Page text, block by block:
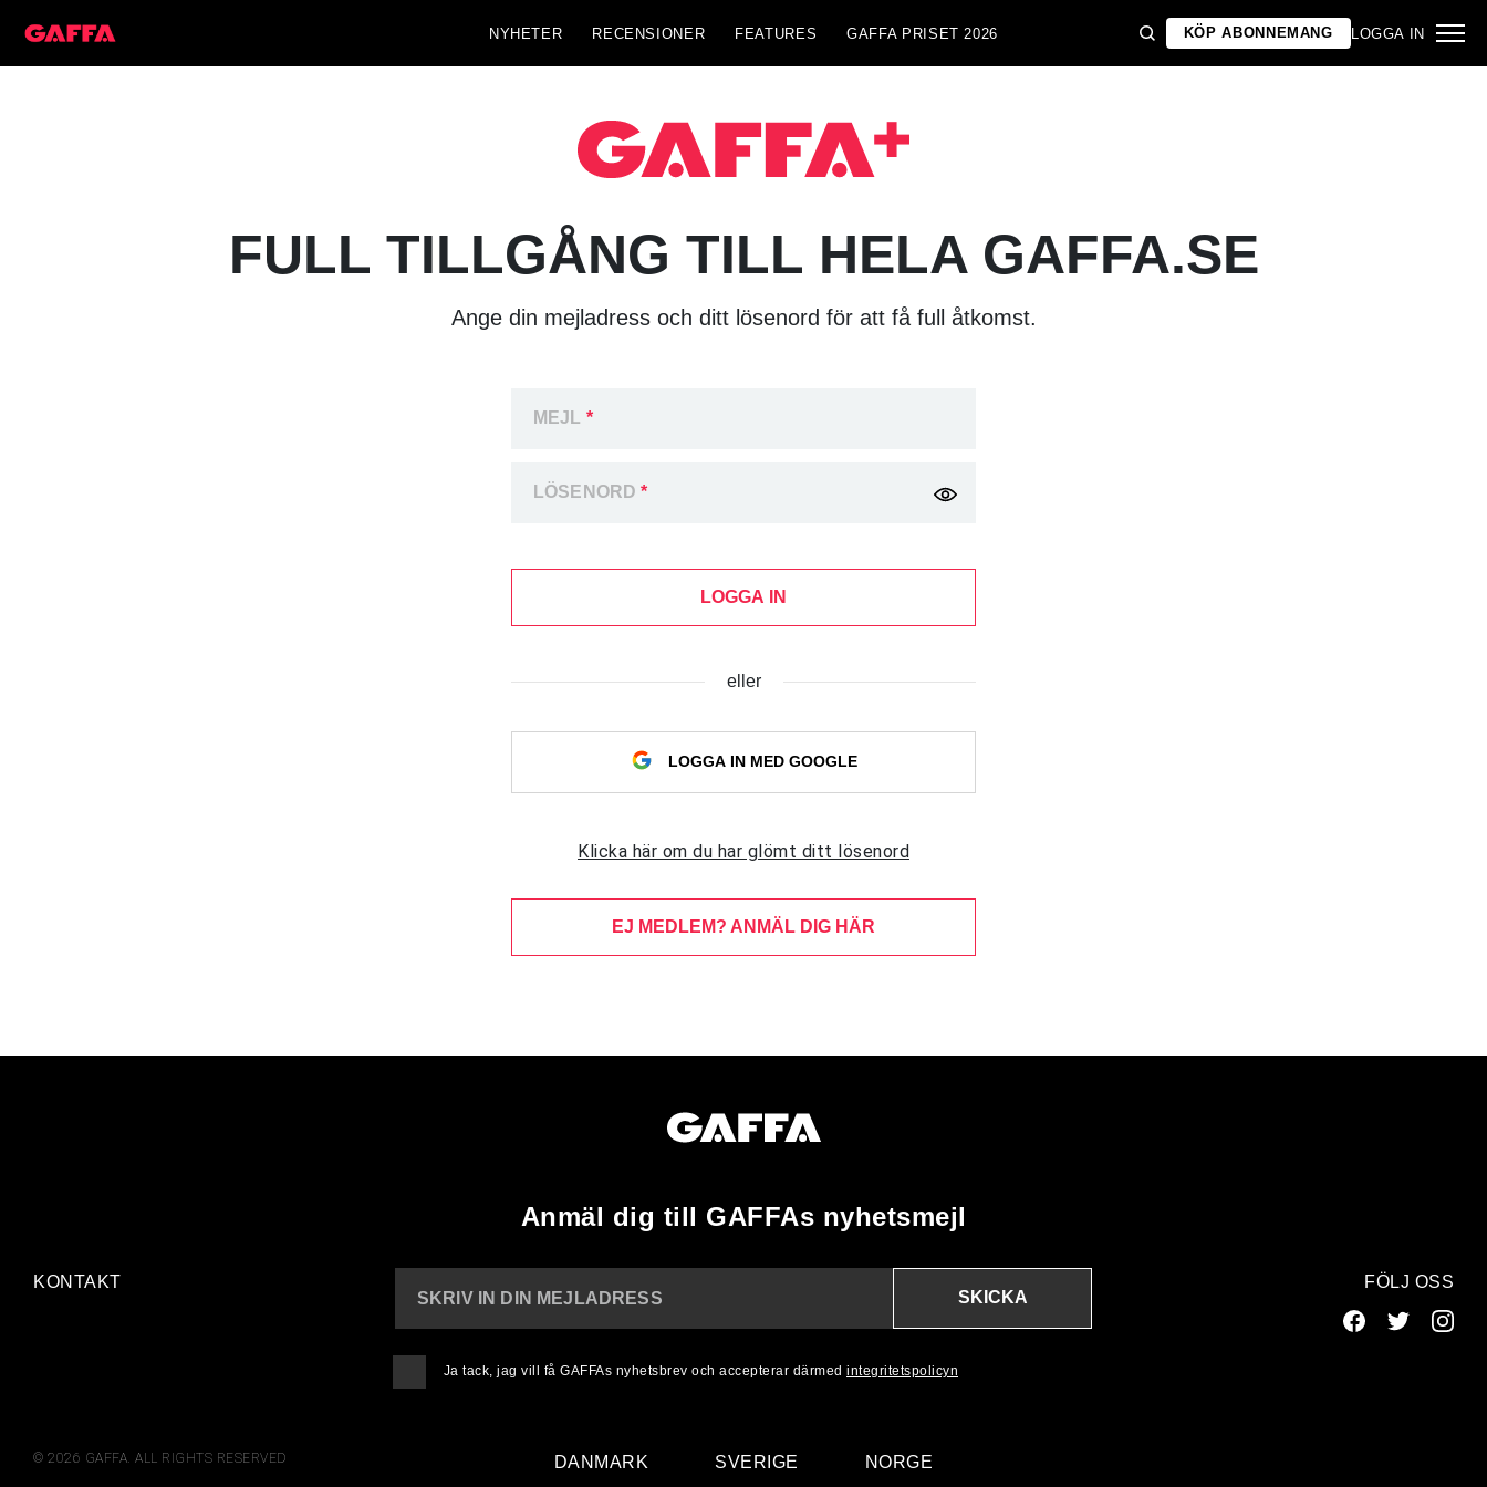
NYHETER RECENSIONER FEATURES GAFFA PRISET 2026 KÖP ABONNEMANG LOGGA IN
FULL TILLGÅNG TILL HELA GAFFA.SE
Ange din mejladress och ditt lösenord för att få full åtkomst.
MEJL *
LÖSENORD*
LOGGA IN
eller
LOGGA IN MED GOOGLE
Klicka här om du har glömt ditt lösenord
EJ MEDLEM? ANMÄL DIG HÄR
Anmäl dig till GAFFAs nyhetsmejl
KONTAKT
SKRIV IN DIN MEJLADRESS
SKICKA
Ja tack, jag vill få GAFFAs nyhetsbrev och accepterar därmed integritetspolicyn
FÖLJ OSS
© 2026 GAFFA. ALL RIGHTS RESERVED DANMARK SVERIGE NORGE